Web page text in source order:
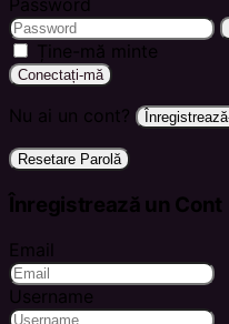
Password
Ține-mă minte
Conectați-mă
Nu ai un cont?
Resetare Parolă
Înregistrează un Cont
Email
Username